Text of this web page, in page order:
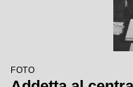
FOTO